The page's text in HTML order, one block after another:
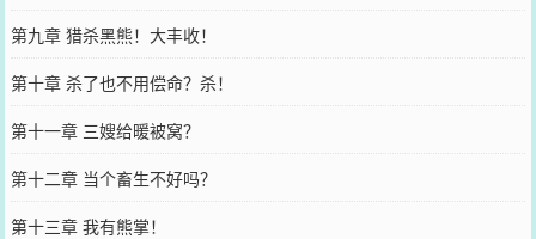
第九章 猎杀黑熊！大丰收！
第十章 杀了也不用偿命？杀！
第十一章 三嫂给暖被窝？
第十二章 当个畜生不好吗？
第十三章 我有熊掌！